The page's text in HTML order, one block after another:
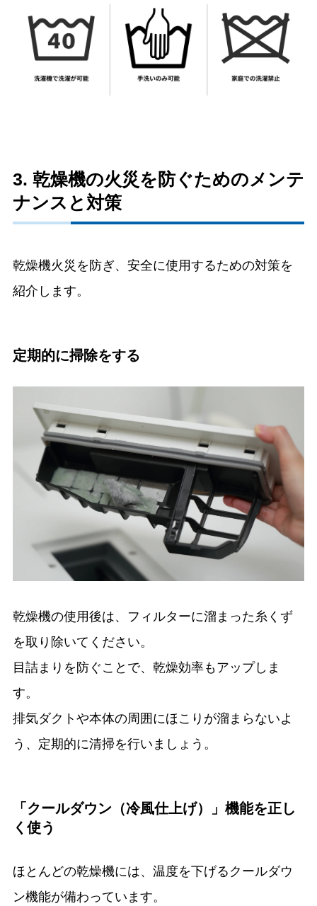
3. 乾燥機の火災を防ぐためのメンテ
ナンスと対策
乾燥機火災を防ぎ、安全に使用するための対策を
紹介します。
定期的に掃除をする
乾燥機の使用後は、フィルターに溜まった糸くず
を取り除いてください。
目詰まりを防ぐことで、乾燥効率もアップしま
す。
排気ダクトや本体の周囲にほこりが溜まらないよ
う、定期的に清掃を行いましょう。
「クールダウン（冷風仕上げ）」機能を正し
く使う
ほとんどの乾燥機には、温度を下げるクールダウ
ン機能が備わっています。